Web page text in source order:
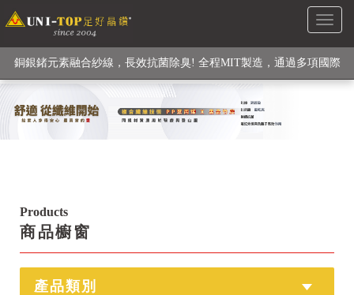
Toggle
級高性能纖維素材), 機能貼身衣物No. 1
銅銀鍺元素融合紗線，長效抗菌除臭! 全程MIT製造，通過多項國際
檢驗
【快來點我】H型銅銀纖維長效PP能量護膝! 支撐. 包覆感. 超透氣.
Products
商品櫥窗
產品類別